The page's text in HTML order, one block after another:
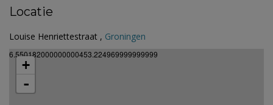
Locatie
Louise Henriettestraat , Groningen
6.550182000000000453.224969999999999
+
-